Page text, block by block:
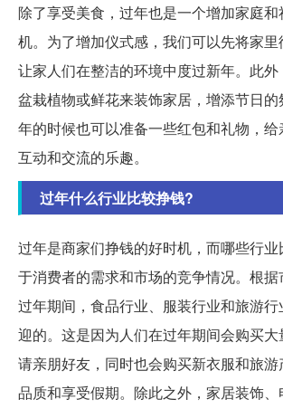
除了享受美食，过年也是一个增加家庭
机。为了增加仪式感，我们可以先将家里
让家人们在整洁的环境中度过新年。此
盆栽植物或鲜花来装饰家居，增添节日
年的时候也可以准备一些红包和礼物，
互动和交流的乐趣。
过年什么行业比较挣钱?
过年是商家们挣钱的好时机，而哪些行
于消费者的需求和市场的竞争情况。根据
过年期间，食品行业、服装行业和旅游
迎的。这是因为人们在过年期间会购买
请亲朋好友，同时也会购买新衣服和旅
品质和享受假期。除此之外，家居装饰